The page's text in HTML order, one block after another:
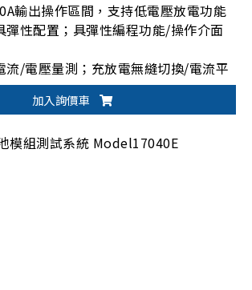
輸出操作區間，支持低電壓放電功能
彈性配置；具彈性編程功能/操作介面
流/電壓量測；充放電無縫切換/電流平
組/電池包設計驗證、生產測試與產品
加入詢價車